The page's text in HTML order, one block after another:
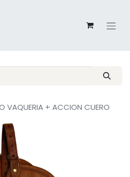
VAQUERIA + ACCION CUERO